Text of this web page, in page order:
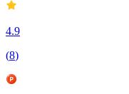
4.9
(8)